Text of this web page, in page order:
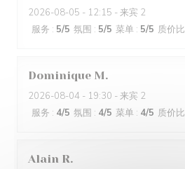
2026-08-05 - 12:15 - 来宾 2
服务 : 5/5 氛围 : 5/5 菜单 : 5/5 质价比
Dominique M
2026-08-04 - 19:30 - 来宾 2
服务 : 4/5 氛围 : 4/5 菜单 : 4/5 质价比
Alain R